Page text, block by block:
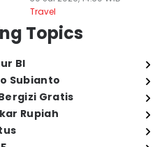
Travel
Topics
BI
Subianto
Gratis
Rupiah